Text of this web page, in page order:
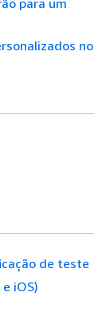
para um
no
de teste
iOS)